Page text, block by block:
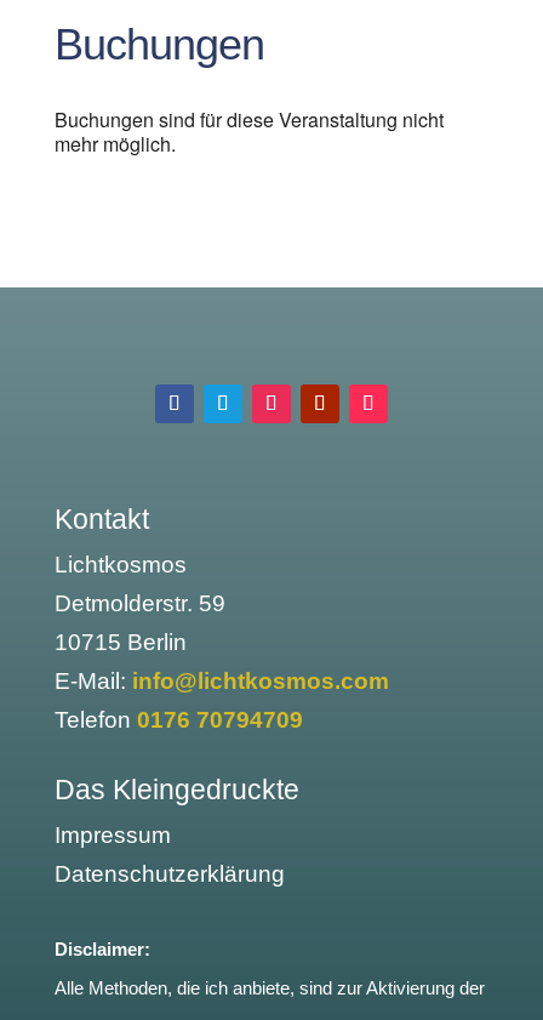
Buchungen
Buchungen sind für diese Veranstaltung nicht
mehr möglich.
Kontakt
Lichtkosmos
Detmolderstr. 59
10715 Berlin
E-Mail: info@lichtkosmos.com
Telefon 0176 70794709
Das Kleingedruckte
Impressum
Datenschutzerklärung
Disclaimer:
Alle Methoden, die ich anbiete, sind zur Aktivierung der